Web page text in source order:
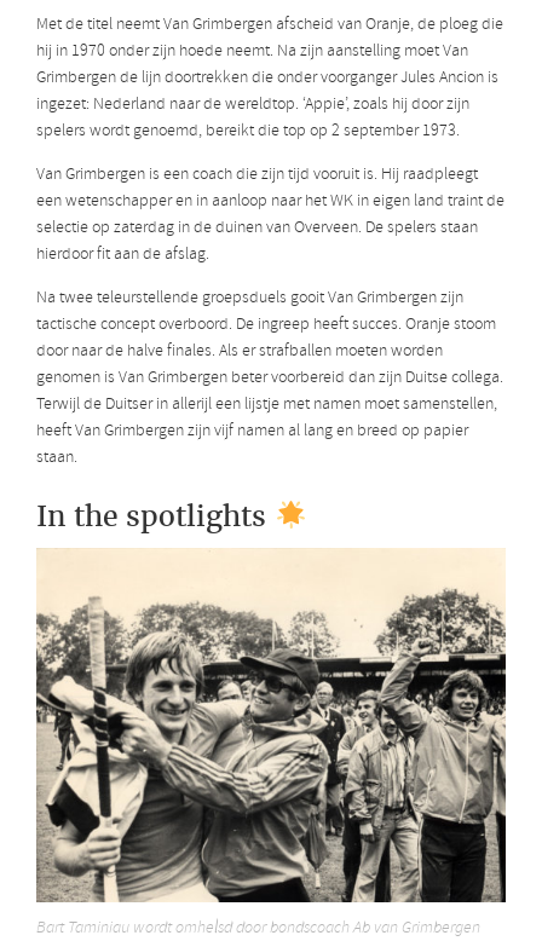
Met de titel neemt Van Grimbergen afscheid van Oranje, de ploeg die
hij in 1970 onder zijn hoede neemt. Na zijn aanstelling moet Van
Grimbergen de lijn doortrekken die onder voorganger Jules Ancion is
ingezet: Nederland naar de wereldtop. ‘Appie’, zoals hij door zijn
spelers wordt genoemd, bereikt die top op 2 september 1973.
Van Grimbergen is een coach die zijn tijd vooruit is. Hij raadpleegt
een wetenschapper en in aanloop naar het WK in eigen land traint de
selectie op zaterdag in de duinen van Overveen. De spelers staan
hierdoor fit aan de afslag.
Na twee teleurstellende groepsduels gooit Van Grimbergen zijn
tactische concept overboord. De ingreep heeft succes. Oranje stoom
door naar de halve finales. Als er strafballen moeten worden
genomen is Van Grimbergen beter voorbereid dan zijn Duitse collega.
Terwijl de Duitser in allerijl een lijstje met namen moet samenstellen,
heeft Van Grimbergen zijn vijf namen al lang en breed op papier
staan.
In the spotlights
Bart Taminiau wordt omhelsd door bondscoach Ab van Grimbergen